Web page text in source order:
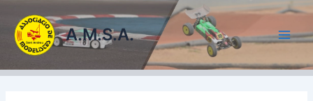
contenido
A.M.S.A.
Main